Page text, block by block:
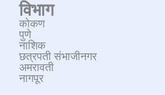
विभाग
कोकण
पुणे
नाशिक
छत्रपती संभाजीनगर
अमरावती
नागपूर